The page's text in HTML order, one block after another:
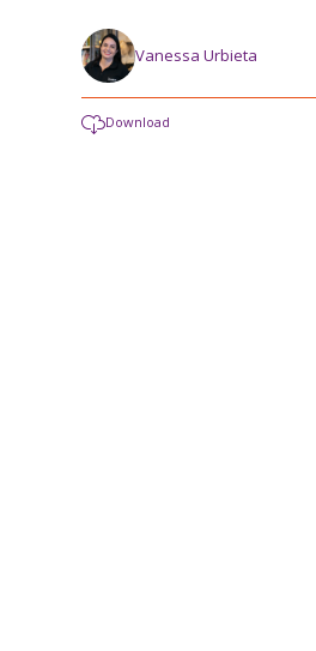
Vanessa Urbieta
Download